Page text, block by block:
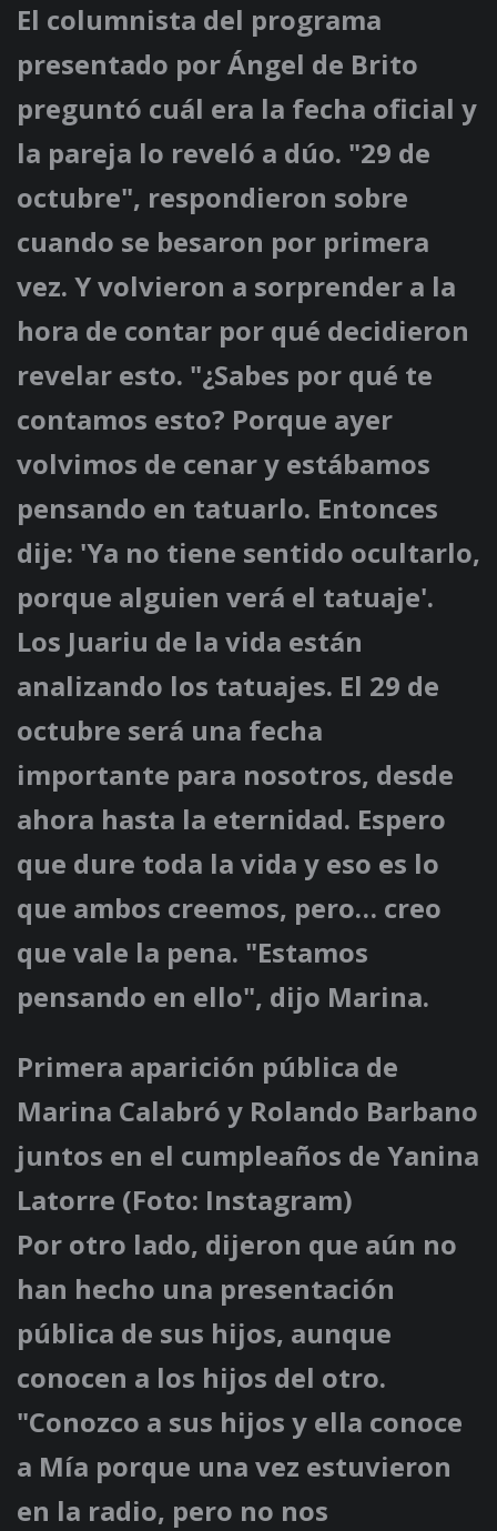
El columnista del programa
presentado por Ángel de Brito
preguntó cuál era la fecha oficial y
la pareja lo reveló a dúo. "29 de
octubre", respondieron sobre
cuando se besaron por primera
vez. Y volvieron a sorprender a la
hora de contar por qué decidieron
revelar esto. "¿Sabes por qué te
contamos esto? Porque ayer
volvimos de cenar y estábamos
pensando en tatuarlo. Entonces
dije: 'Ya no tiene sentido ocultarlo,
porque alguien verá el tatuaje'.
Los Juariu de la vida están
analizando los tatuajes. El 29 de
octubre será una fecha
importante para nosotros, desde
ahora hasta la eternidad. Espero
que dure toda la vida y eso es lo
que ambos creemos, pero… creo
que vale la pena. "Estamos
pensando en ello", dijo Marina.
Primera aparición pública de
Marina Calabró y Rolando Barbano
juntos en el cumpleaños de Yanina
Latorre (Foto: Instagram)
Por otro lado, dijeron que aún no
han hecho una presentación
pública de sus hijos, aunque
conocen a los hijos del otro.
"Conozco a sus hijos y ella conoce
a Mía porque una vez estuvieron
en la radio, pero no nos